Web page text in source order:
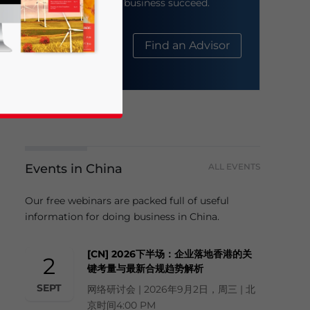
help your business succeed.
About Us Find an Advisor
Events in China ALL EVENTS
Our free webinars are packed full of useful
information for doing business in China.
2
SEPT
[CN] 2026下半场：企业落地香港的关
键考量与最新合规趋势解析
网络研讨会 | 2026年9月2日，周三 | 北
京时间4:00 PM
news and updates for Asia!